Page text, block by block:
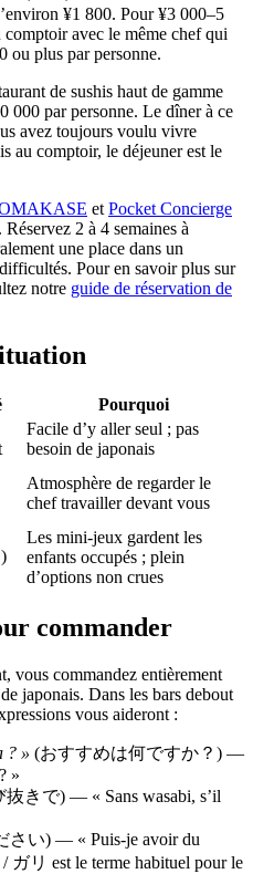
¥1 800. Pour ¥3 000–5
avec le même chef qui
ou plus par personne.
de sushis haut de gamme
000 par personne. Le dîner à ce
avez toujours voulu vivre
au comptoir, le déjeuner est le
et Pocket Concierge
2 à 4 semaines à
une place dans un
Pour en savoir plus sur
notre guide de réservation de
Pourquoi
Facile d’y aller seul ; pas
besoin de japonais
Atmosphère de regarder le
chef travailler devant vous
Les mini-jeux gardent les
enfants occupés ; plein
d’options non crues
commander
vous commandez entièrement
japonais. Dans les bars debout
vous aideront :
? » (おすすめは何ですか？) —
»
きで) — « Sans wasabi, s’il
さい) — « Puis-je avoir du
ガリ est le terme habituel pour le